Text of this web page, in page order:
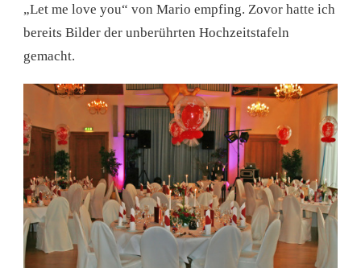
„Let me love you“ von Mario empfing. Zovor hatte ich
bereits Bilder der unberührten Hochzeitstafeln
gemacht.